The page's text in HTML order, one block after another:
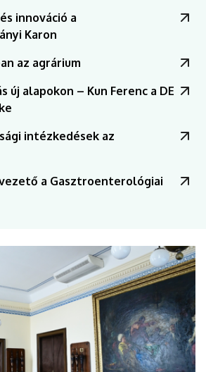
innováció a
Karon
az agrárium
új alapokon – Kun Ferenc a DE
intézkedések az
a Gasztroenterológiai